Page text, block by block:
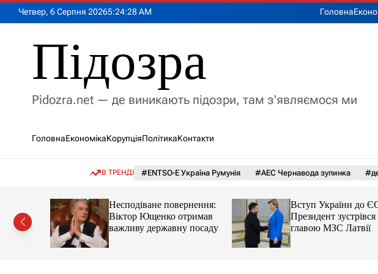
Четвер, 6 Серпня 20265:24:29AM Головна
Підозра
Pidozra.net — де виникають підозри, там з'являємося ми
ГоловнаЕкономікаКорупціяПолітикаКонтакти
В ТРЕНДІ #ENTSO-E Україна Румунія #АЕС Чернавода зупинка
нову
Несподіване повернення:
Віктор Ющенко отримав
важливу державну посаду
Вступ України до
Президент зустрівся
главою МЗС Латвії